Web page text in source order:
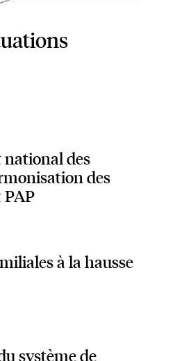
national des
des
PAP
à la hausse
système de